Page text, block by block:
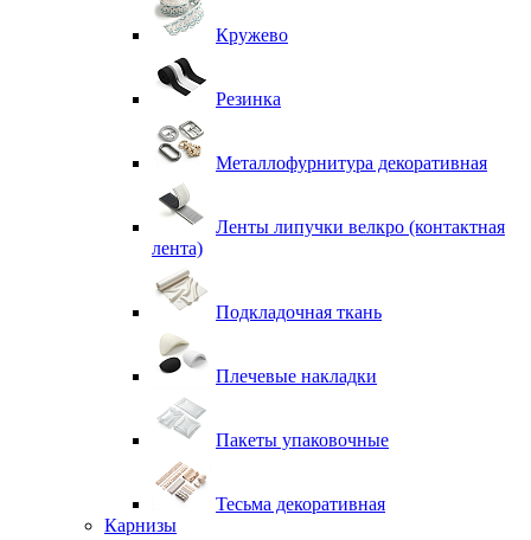
Кружево
Резинка
Металлофурнитура декоративная
Ленты липучки велкро (контактная
лента)
Подкладочная ткань
Плечевые накладки
Пакеты упаковочные
Тесьма декоративная
Карнизы